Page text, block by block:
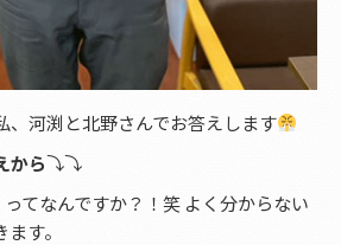
、河渕と北野さんでお答えします
から⤵︎⤵︎
てなんですか？！笑 よく分からない
す。